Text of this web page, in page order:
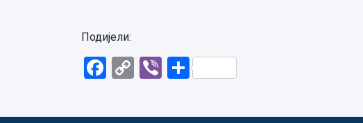
Подијели:
Facebook
CopyViberShare